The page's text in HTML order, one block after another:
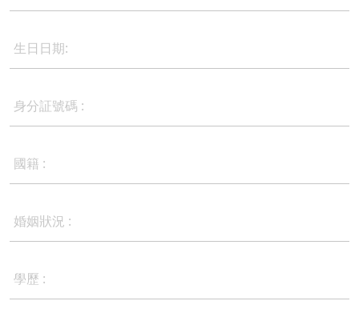
生日日期:
身分証號碼 :
國籍 :
婚姻狀況 :
學歷 :